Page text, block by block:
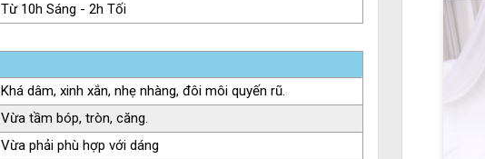
Từ 10h Sáng - 2h Tối
Khá dâm, xinh xắn, nhẹ nhàng, đôi môi quyến rũ.
Vừa tầm bóp, tròn, căng.
Vừa phải phù hợp với dáng